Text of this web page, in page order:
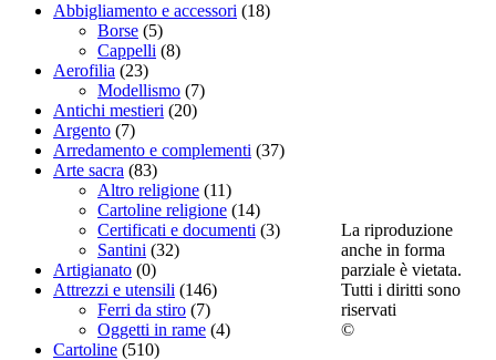
Abbigliamento e accessori (18)
Borse (5)
Cappelli (8)
Aerofilia (23)
Modellismo (7)
Antichi mestieri (20)
Argento (7)
Arredamento e complementi (37)
Arte sacra (83)
Altro religione (11)
Cartoline religione (14)
Certificati e documenti (3)
Santini (32)
Artigianato (0)
Attrezzi e utensili (146)
Ferri da stiro (7)
Oggetti in rame (4)
Cartoline (510)
La riproduzione
anche in forma
parziale è vietata.
Tutti i diritti sono
riservati
©